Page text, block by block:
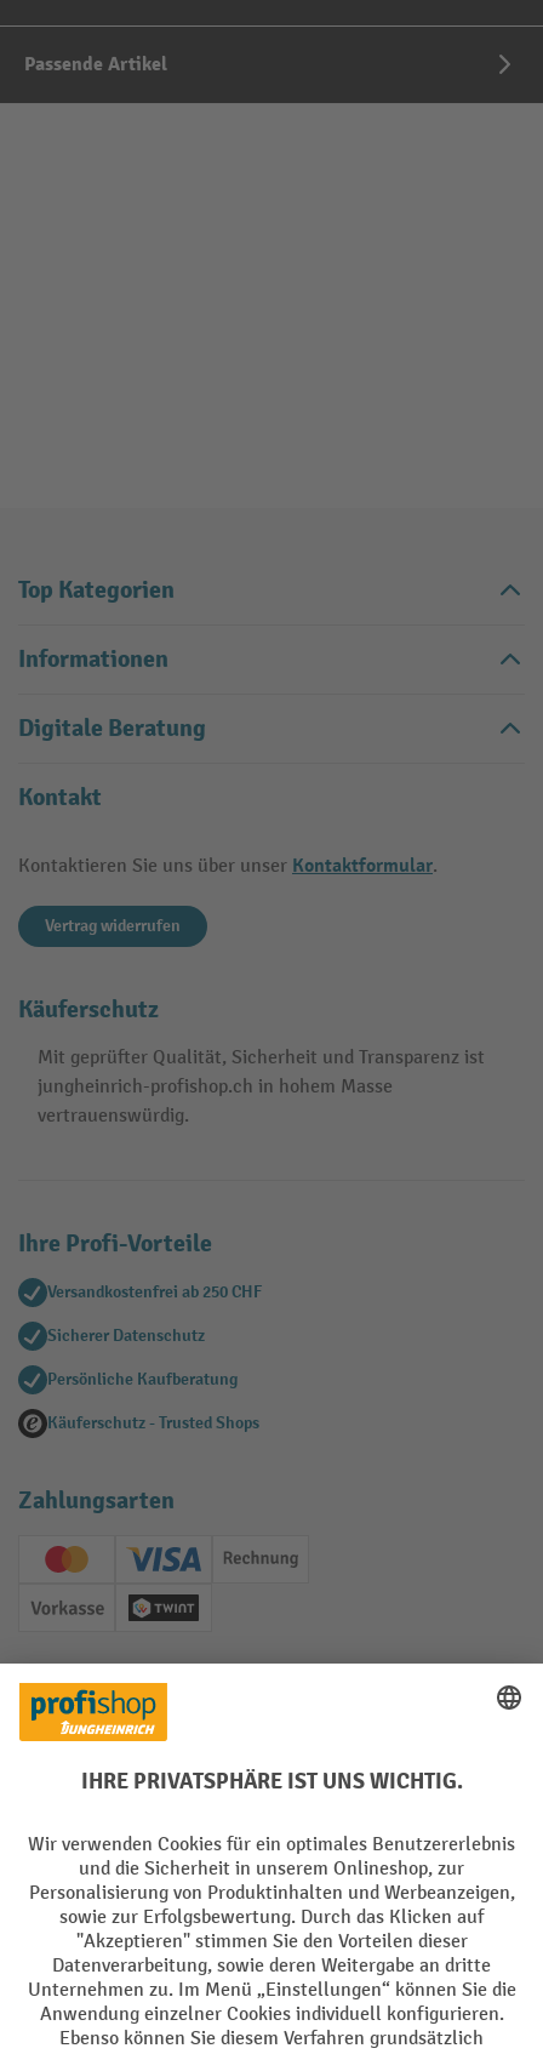
Passende Artikel
Top Kategorien
Informationen
Digitale Beratung
Kontakt
Kontaktieren Sie uns über unser Kontaktformular.
Vertrag widerrufen
Käuferschutz
Mit geprüfter Qualität, Sicherheit und Transparenz ist
jungheinrich-profishop.ch in hohem Masse
vertrauenswürdig.
Ihre Profi-Vorteile
Versandkostenfrei ab 250 CHF
Sicherer Datenschutz
Persönliche Kaufberatung
Käuferschutz - Trusted Shops
Zahlungsarten
Creditcard (Master)Creditcard (Visa)
Rechnung
Vorkasse Twint
Soziale Netzwerke
Facebook
YouTube
LinkedInInstagram
Sprachen
DE FR
AGB Impressum Datenschutz Privacy Settings
Alle Preise exkl. gesetzl. Mehrwertsteuer zzgl.Versandkostenund ggf.